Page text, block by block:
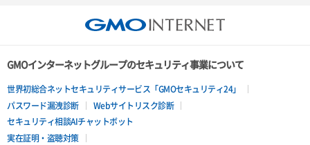
GMOインターネットグループのセキュリティ事業について
世界初総合ネットセキュリティサービス「GMOセキュリティ24」
パスワード漏洩診断
Webサイトリスク診断
セキュリティ相談AIチャットボット
実在証明・盗聴対策